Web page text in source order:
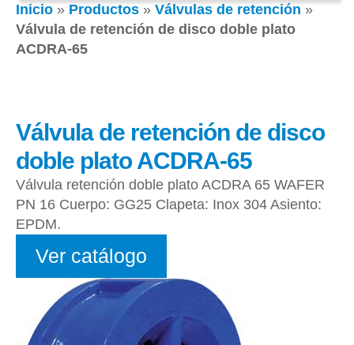
Inicio » Productos » Válvulas de retención »
Válvula de retención de disco doble plato
ACDRA-65
Válvula de retención de disco
doble plato ACDRA-65
Válvula retención doble plato ACDRA 65 WAFER
PN 16 Cuerpo: GG25 Clapeta: Inox 304 Asiento:
EPDM.
Ver catálogo